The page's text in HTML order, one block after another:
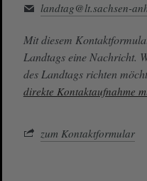
landtag@lt.sachsen-
Mit diesem
Landtags eine Nachricht.
des Landtags richten
direkte Kontaktaufnahme
zum Kontaktformular